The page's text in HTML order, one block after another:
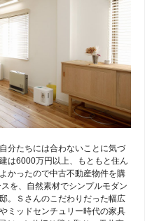
分たちには合わないことに気づ
は6000万円以上、もともと住ん
かったので中古不動産物件を購
を、自然素材でシンプルモダン
。Ｓさんのこだわりだった幅広
ミッドセンチュリー時代の家具